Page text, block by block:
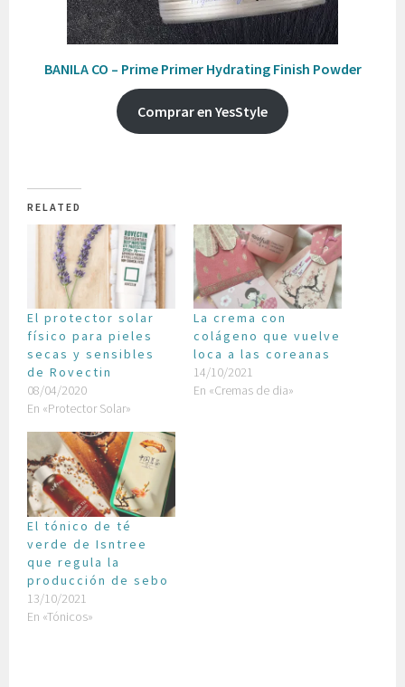
BANILA CO – Prime Primer Hydrating Finish Powder
Comprar en YesStyle
RELATED
El protector solar
físico para pieles
secas y sensibles
de Rovectin
08/04/2020
En «Protector Solar»
La crema con
colágeno que vuelve
loca a las coreanas
14/10/2021
En «Cremas de dia»
El tónico de té
verde de Isntree
que regula la
producción de sebo
13/10/2021
En «Tónicos»